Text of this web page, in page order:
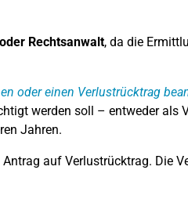
Rechtsanwalt, da die
oder einen Verlustrücktrag
werden soll – entweder als
Jahren.
auf Verlustrücktrag. Die